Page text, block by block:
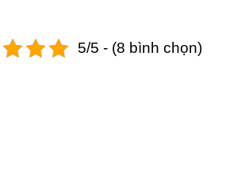
5/5 - (8 bình chọn)